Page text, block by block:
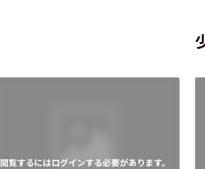
閲覧するにはログインする必要があります。